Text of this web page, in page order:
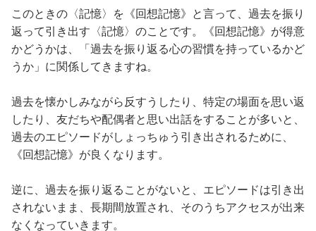
このときの〈記憶〉を《回想記憶》と言って、過去を振り
返って引き出す〈記憶〉のことです。《回想記憶》が得意
かどうかは、「過去を振り返る心の習慣を持っているかど
うか」に関係してきますね。
過去を懐かしみながら反すうしたり、特定の場面を思い返
したり、友だちや配偶者と思い出話をすることが多いと、
過去のエピソードがしょっちゅう引き出されるために、
《回想記憶》が良くなります。
逆に、過去を振り返ることがないと、エピソードは引き出
されないまま、長期間放置され、そのうちアクセスが出来
なくなっていきます。